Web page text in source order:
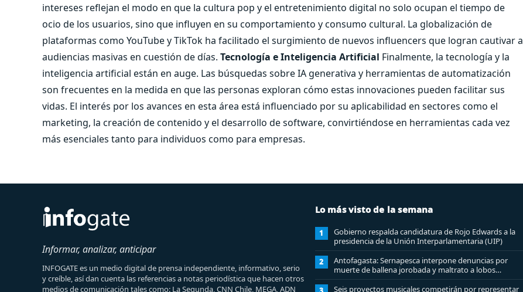
intereses reflejan el modo en que la cultura pop y el entretenimiento digital no solo ocupan el tiempo de
ocio de los usuarios, sino que influyen en su comportamiento y consumo cultural. La globalización de
plataformas como YouTube y TikTok ha facilitado el surgimiento de nuevos influencers que logran cautivar a
audiencias masivas en cuestión de días. Tecnología e Inteligencia Artificial Finalmente, la tecnología y la
inteligencia artificial están en auge. Las búsquedas sobre IA generativa y herramientas de automatización
son frecuentes en la medida en que las personas exploran cómo estas innovaciones pueden facilitar sus
vidas. El interés por los avances en esta área está influenciado por su aplicabilidad en sectores como el
marketing, la creación de contenido y el desarrollo de software, convirtiéndose en herramientas cada vez
más esenciales tanto para individuos como para empresas.
Informar, analizar, anticipar
INFOGATE es un medio digital de prensa independiente, informativo, serio
y creíble, así dan cuenta las referencias a notas periodística que hacen otros
medios de comunicación tales como: La Segunda, CNN Chile, MEGA, ADN
Lo más visto de la semana
1
Gobierno respalda candidatura de Rojo Edwards a la
presidencia de la Unión Interparlamentaria (UIP)
2
Antofagasta: Sernapesca interpone denuncias por
muerte de ballena jorobada y maltrato a lobos
marinos
Seis proyectos musicales competirán por representar